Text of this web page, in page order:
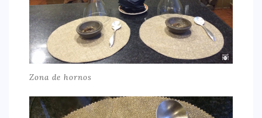
Zona de hornos